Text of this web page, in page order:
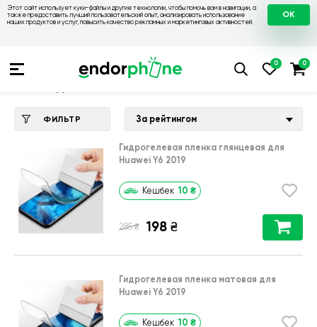
Этот сайт использует куки-файлы и другие технологии, чтобы помочь вам в навигации, а
также предоставить лучший пользовательский опыт, анализировать использование
наших продуктов и услуг, повысить качество рекламных и маркетинговых активностей.
OK
💙 Чехлы на Huawei 💛 Чехол для
ФИЛЬТР За рейтингом
Гидрогелевая пленка глянцевая для
Huawei Y6 2019
Кешбек 10 ₴
285 ₴ 198 ₴
Гидрогелевая пленка матовая для
Huawei Y6 2019
Кешбек 10 ₴